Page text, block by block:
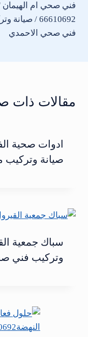
المقالات
فني صحي ام الهيمان
66610692 /
فني صحي الاحمدي
مقالات ذات
صيانة وتركيب
وتركيب فني